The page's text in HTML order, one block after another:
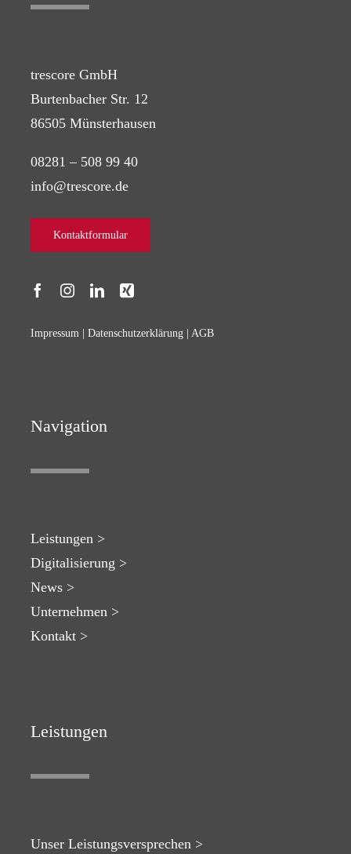
trescore GmbH
Burtenbacher Str. 12
86505 Münsterhausen
08281 – 508 99 40
info@trescore.de
Kontaktformular
Impressum |Datenschutzerklärung | AGB
Navigation
Leistungen >
Digitalisierung >
News >
Unternehmen >
Kontakt >
Leistungen
Unser Leistungsversprechen >